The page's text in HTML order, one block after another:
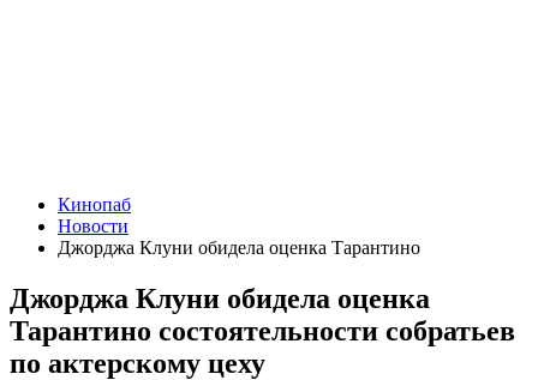
Кинопаб
Новости
Джорджа Клуни обидела оценка Тарантино
Джорджа Клуни обидела оценка
Тарантино состоятельности собратьев
по актерскому цеху